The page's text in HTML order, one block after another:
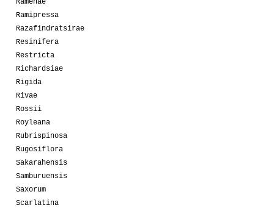
Ramenae
Ramipressa
Razafindratsirae
Resinifera
Restricta
Richardsiae
Rigida
Rivae
Rossii
Royleana
Rubrispinosa
Rugosiflora
Sakarahensis
Samburuensis
Saxorum
Scarlatina